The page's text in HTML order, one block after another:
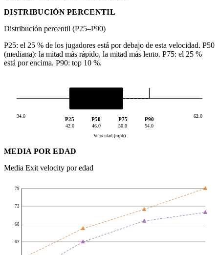
DISTRIBUCIÓN PERCENTIL
Distribución percentil (P25–P90)
P25: el 25 % de los jugadores está por debajo de esta velocidad. P50
(mediana): la mitad más rápido, la mitad más lento. P75: el 25 %
está por encima. P90: top 10 %.
34.0 62.0
P25
42.0
P50
46.0
P75
50.0
P90
54.0
Velocidad (mph)
MEDIA POR EDAD
Media Exit velocity por edad
62
68
73
79